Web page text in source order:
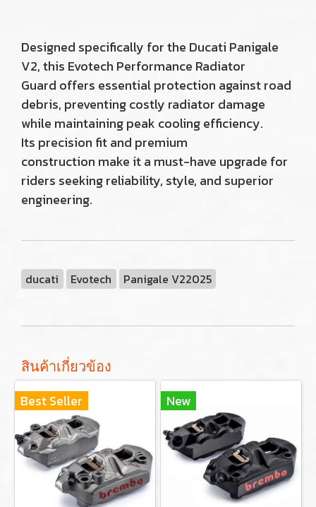
Designed specifically for the Ducati Panigale
V2, this Evotech Performance Radiator
Guard offers essential protection against road
debris, preventing costly radiator damage
while maintaining peak cooling efficiency.
Its precision fit and premium
construction make it a must-have upgrade for
riders seeking reliability, style, and superior
engineering.
ducati Evotech Panigale V22025
สินค้าเกี่ยวข้อง
Best Seller
New